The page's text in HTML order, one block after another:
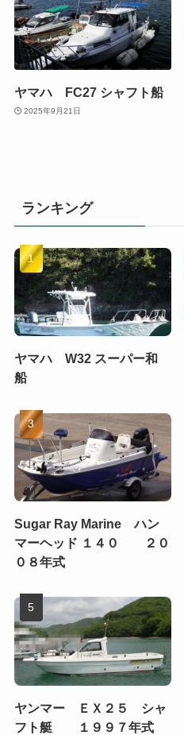
ヤマハ FC27 シャフト船
2025年9月21日
ランキング
ヤマハ W32 スーパー和
船
Sugar Ray Marine ハン
マーヘッド １４０ ２０
０８年式
ヤンマー ＥＸ２５ シャ
フト艇 １９９７年式